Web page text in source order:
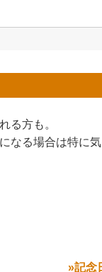
る方も。
なる場合は特に
»記念